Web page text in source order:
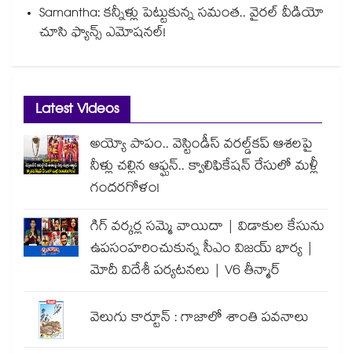
Samantha: కన్నీళ్లు పెట్టుకున్న సమంత.. వైరల్ వీడియో
చూసి ఫ్యాన్స్ ఎమోషనల్!
Latest Videos
అయ్యో పాపం.. వెస్టిండీస్ వరల్డ్‌కప్ ఆశలపై
నీళ్లు చల్లిన ఆఫ్ఘన్.. క్వాలిఫికేషన్ రేసులో మళ్లీ
గందరగోళం!
గిగ్ వర్కర్ల సమ్మె వాయిదా | విడాకుల కేసును
ఉపసంహరించుకున్న సీఎం విజయ్ భార్య |
మోదీ విదేశీ పర్యటనలు | V6 తీన్మార్
వెలుగు కార్టూన్ : గాజాలో శాంతి పవనాలు